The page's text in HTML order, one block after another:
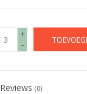
+
-
Reviews(0)